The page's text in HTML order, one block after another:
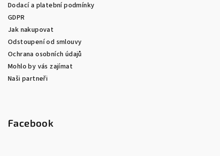
Dodací a platební podmínky
GDPR
Jak nakupovat
Odstoupení od smlouvy
Ochrana osobních údajů
Mohlo by vás zajímat
Naši partneři
Facebook